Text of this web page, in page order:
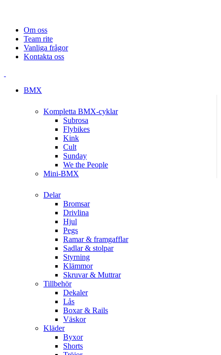
Om oss
Team rite
Vanliga frågor
Kontakta oss
BMX
Kompletta BMX-cyklar
Subrosa
Flybikes
Kink
Cult
Sunday
We the People
Mini-BMX
Delar
Bromsar
Drivlina
Hjul
Pegs
Ramar & framgafflar
Sadlar & stolpar
Styrning
Klämmor
Skruvar & Muttrar
Tillbehör
Dekaler
Lås
Boxar & Rails
Väskor
Kläder
Byxor
Shorts